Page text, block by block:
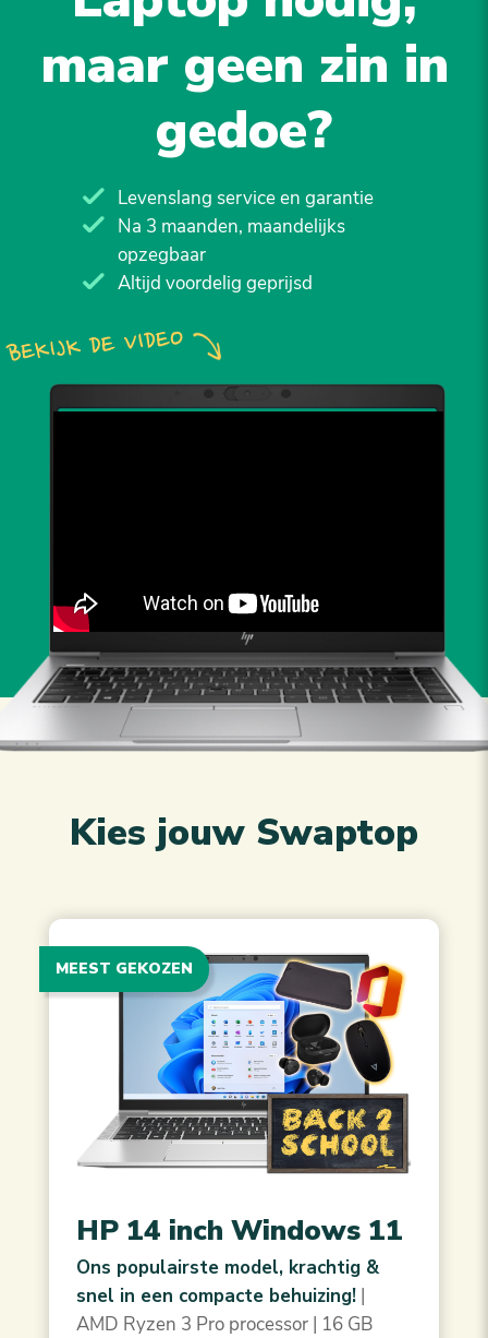
maar geen zin in
gedoe?
Levenslang service en garantie
Na 3 maanden, maandelijks
opzegbaar
Altijd voordelig geprijsd
Kies jouw Swaptop
MEEST GEKOZEN
HP 14 inch Windows 11
Ons populairste model, krachtig &
snel in een compacte behuizing! |
AMD Ryzen 3 Pro processor | 16 GB